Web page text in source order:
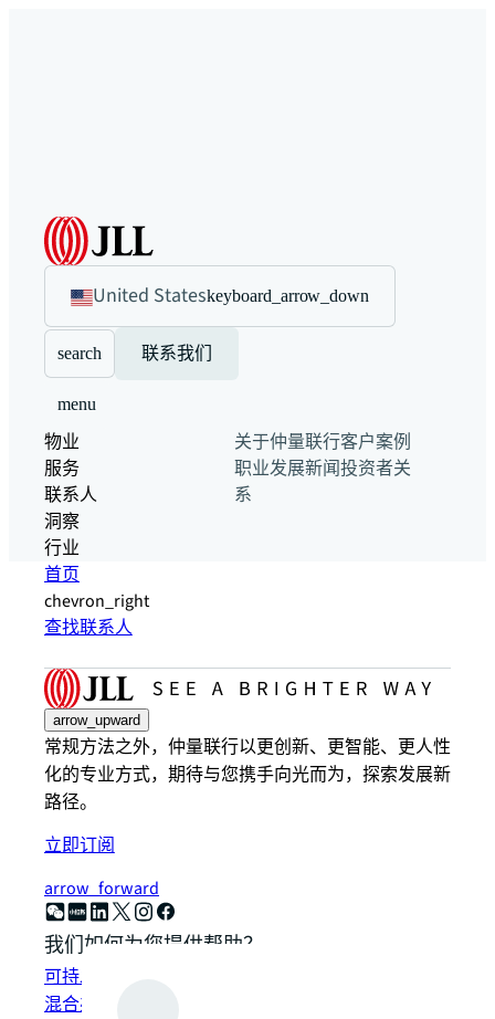
United Stateskeyboard_arrow_down
search 联系我们
menu
物业
服务
联系人
洞察
行业
关于仲量联行客户案例
职业发展新闻投资者关
系
首页
chevron_right
查找联系人
arrow_upward
常规方法之外，仲量联行以更创新、更智能、更人性
化的专业方式，期待与您携手向光而为，探索发展新
路径。
立即订阅
arrow_forward
我们如何为您提供帮助？
可持发展解决方案
混合办公空间解决方案